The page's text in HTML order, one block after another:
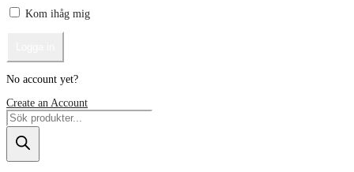
Kom ihåg mig
No account yet?
Create an Account
Products
search